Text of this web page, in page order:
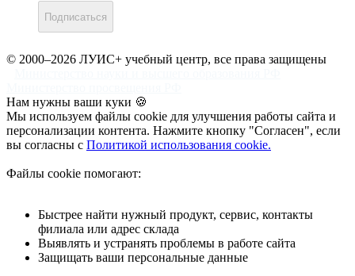
Подписаться
© 2000–2026 ЛУИС+ учебный центр, все права защищены
Нам нужны ваши куки 🍪
Мы используем файлы cookie для улучшения работы сайта и
персонализации контента. Нажмите кнопку "Согласен", если
вы согласны с Политикой использования cookie.
Файлы cookie помогают:
Быстрее найти нужный продукт, сервис, контакты
филиала или адрес склада
Выявлять и устранять проблемы в работе сайта
Защищать ваши персональные данные